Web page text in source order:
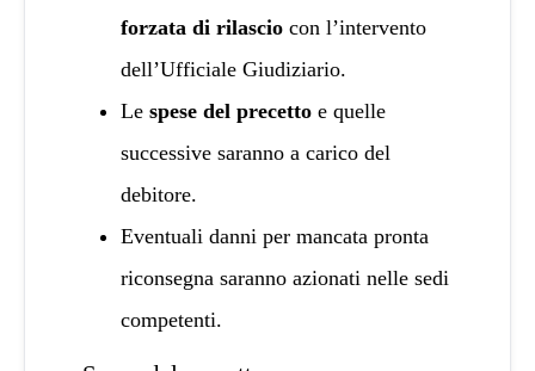
forzata di rilascio con l’intervento
dell’Ufficiale Giudiziario.
Le spese del precetto e quelle
successive saranno a carico del
debitore.
Eventuali danni per mancata pronta
riconsegna saranno azionati nelle sedi
competenti.